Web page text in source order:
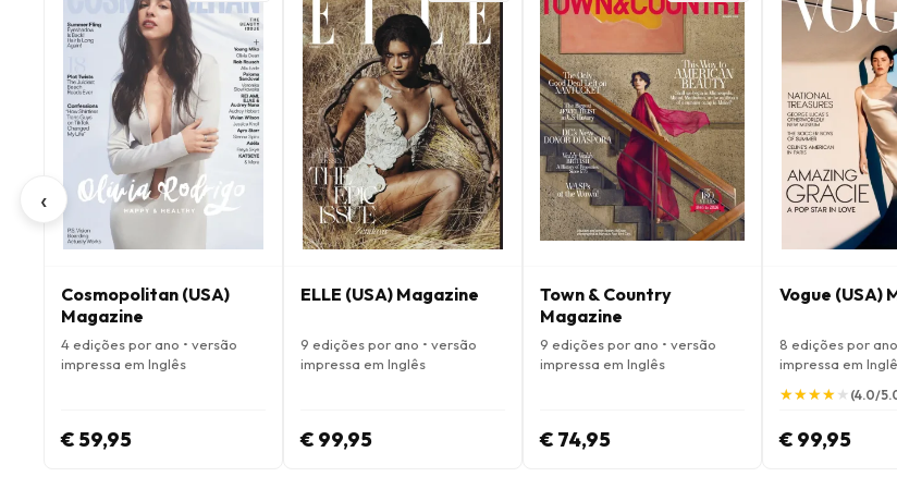
‹
Cosmopolitan (USA)
Magazine
4 edições por ano • versão
impressa em Inglês
€ 59,95
ELLE (USA) Magazine
9 edições por ano • versão
impressa em Inglês
€ 99,95
Town & Country
Magazine
9 edições por ano • versão
impressa em Inglês
€ 74,95
Vogue (USA)
8 edições por
impressa em
★
★★
★★
★★
★★
★ (4.0/
€ 99,95